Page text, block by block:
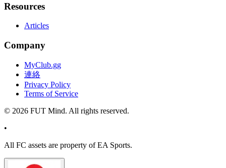
Resources
Articles
Company
MyClub.gg
連絡
Privacy Policy
Terms of Service
© 2026 FUT Mind. All rights reserved.
•
All FC assets are property of EA Sports.